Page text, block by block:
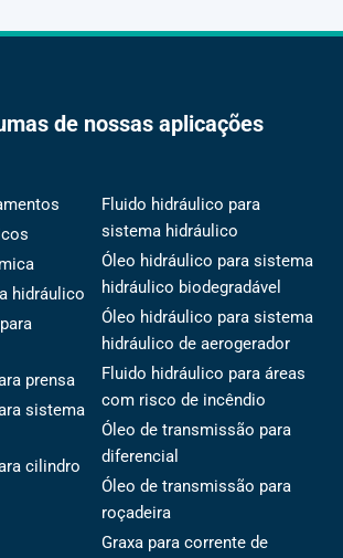
de nossas aplicações
hidráulico
prensa
sistema
cilindro
Fluido hidráulico para
sistema hidráulico
Óleo hidráulico para sistema
hidráulico biodegradável
Óleo hidráulico para sistema
hidráulico de aerogerador
Fluido hidráulico para áreas
com risco de incêndio
Óleo de transmissão para
diferencial
Óleo de transmissão para
roçadeira
Graxa para corrente de